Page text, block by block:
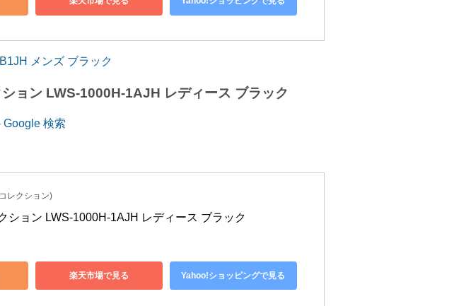
メンズ ブラック
ョン LWS-1000H-1AJH レディース ブラック
Google 検索
レクション)
ション LWS-1000H-1AJH レディース ブラック
楽天市場で見る Yahoo!ショッピングで見る